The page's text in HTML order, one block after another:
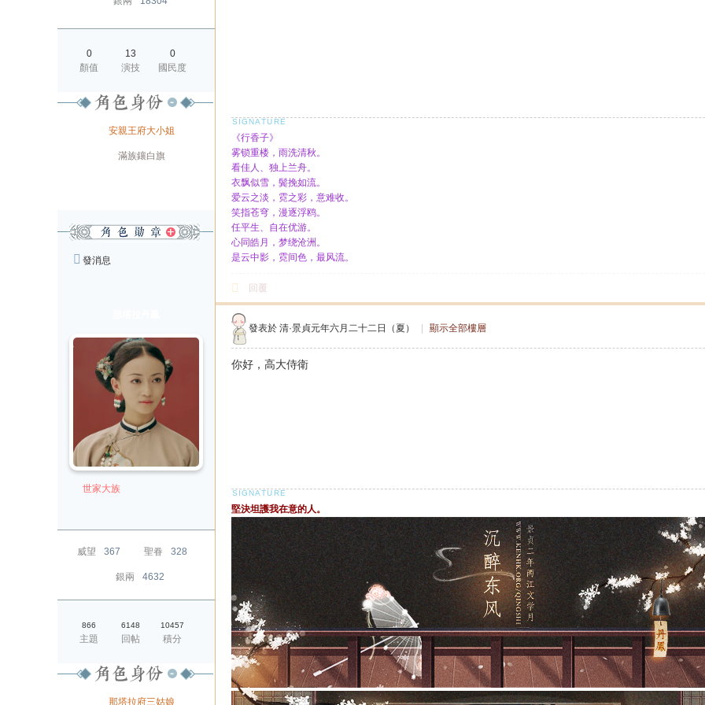
0
顏值
13
演技
0
國民度
安親王府大小姐
滿族鑲白旗
發消息
《行香子》
雾锁重楼，雨洗清秋。
看佳人、独上兰舟。
衣飘似雪，鬓挽如流。
爱云之淡，霓之彩，意难收。
笑指苍穹，漫逐浮鸥。
任平生、自在优游。
心同皓月，梦绕沧洲。
是云中影，霓间色，最风流。
回覆
世家大族
威望 367 聖眷 328
銀兩 4632
866
主題
6148
回帖
10457
積分
那塔拉府三姑娘
發表於 清·景貞元年六月二十二日（夏） 顯示全部樓層
你好，高大侍衛
堅決坦護我在意的人。